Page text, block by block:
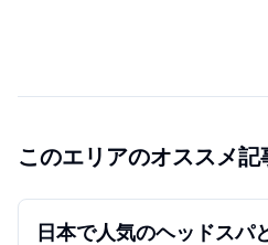
このエリアのオススメ記
日本で人気のヘッドスパ